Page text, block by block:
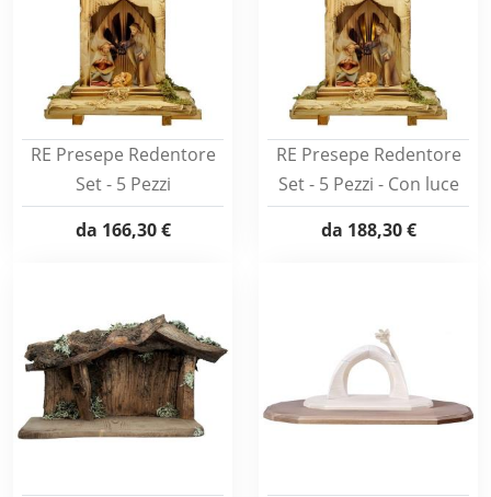
RE Presepe Redentore
Set - 5 Pezzi
da 166,30 €
RE Presepe Redentore
Set - 5 Pezzi - Con luce
da 188,30 €